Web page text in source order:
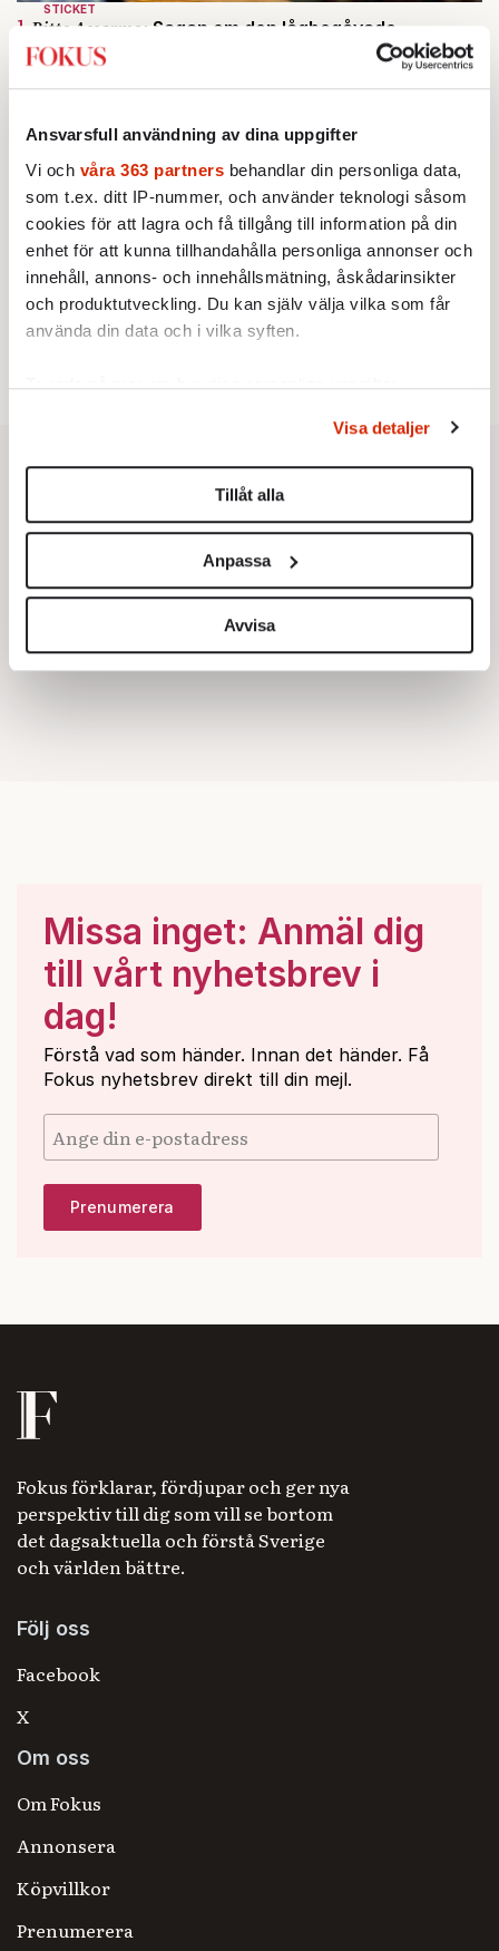
Ansvarsfull användning av dina uppgifter
Vi och våra 363 partners behandlar din personliga data,
som t.ex. ditt IP-nummer, och använder teknologi såsom
cookies för att lagra och få tillgång till information på din
enhet för att kunna tillhandahålla personliga annonser och
innehåll, annons- och innehållsmätning, åskådarinsikter
och produktutveckling. Du kan själv välja vilka som får
använda din data och i vilka syften.
Ta reda på mer om hur dina personliga uppgifter
Du kan ändra eller dra tillbaka ditt samtycke när som
helst från cookie-förklaringen.
Vi använder enhetsidentifierare för att anpassa innehållet
för sociala medier och analysera vår trafik. Vi
vidarebefordrar även sådana identifierare och annan
information från din enhet till de sociala medier och
annons- och analysföretag som vi samarbetar med.
Visa detaljer
Tillåt alla
Anpassa
Avvisa
STICKET
1. Bitte Assarmo: Sagan om den lågbegåvade
ursprungsbefolkningen i Filipstad
2.Frans Wachtmeister:Ja, AC är ett hot mot den
KRÖNIKA
vänstern för Agnes Wold
KRÖNIKA
4.Nina Lekander:På ”Kommunisthögskolan” drömde
alla om att vara arbetarklass
5.Dan Korn:Quisling, quislingar och sten i glashus
STICKET
6. Johan Romin: Andersson, hur ska du få ihop det
Missa inget: Anmäl dig
till vårt nyhetsbrev i
dag!
Förstå vad som händer. Innan det händer. Få
Fokus nyhetsbrev direkt till din mejl.
Fokus förklarar, fördjupar och ger nya
perspektiv till dig som vill se bortom
det dagsaktuella och förstå Sverige
och världen bättre.
Följ oss
Facebook
X
Om oss
Om Fokus
Annonsera
Köpvillkor
Prenumerera